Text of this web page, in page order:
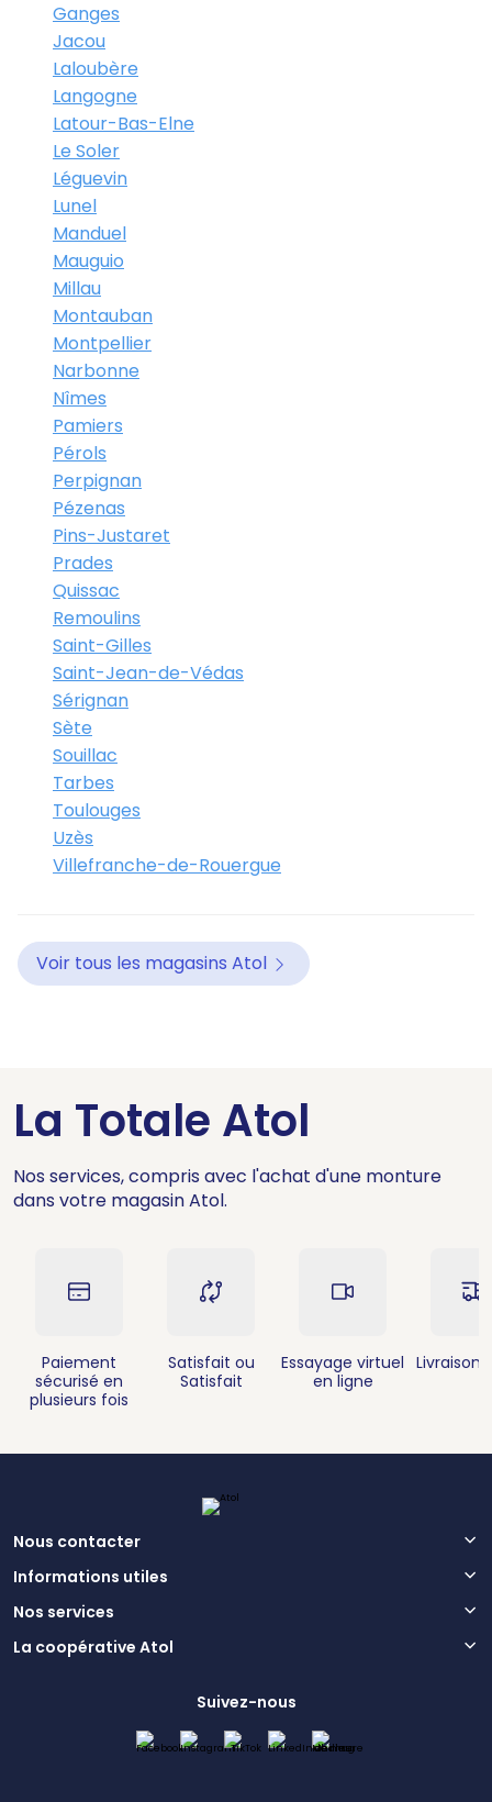
Ganges
Jacou
Laloubère
Langogne
Latour-Bas-Elne
Le Soler
Léguevin
Lunel
Manduel
Mauguio
Millau
Montauban
Montpellier
Narbonne
Nîmes
Pamiers
Pérols
Perpignan
Pézenas
Pins-Justaret
Prades
Quissac
Remoulins
Saint-Gilles
Saint-Jean-de-Védas
Sérignan
Sète
Souillac
Tarbes
Toulouges
Uzès
Villefranche-de-Rouergue
Voir tous les magasins Atol
La Totale Atol
Nos services, compris avec l'achat d'une monture
dans votre magasin Atol.
Paiement
sécurisé en
plusieurs fois
Satisfait ou
Satisfait
Essayage virtuel
en ligne
Livraison
Nous contacter
Informations utiles
Nos services
La coopérative Atol
Suivez-nous